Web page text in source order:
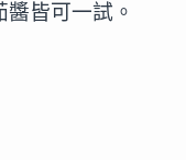
皆可一試。